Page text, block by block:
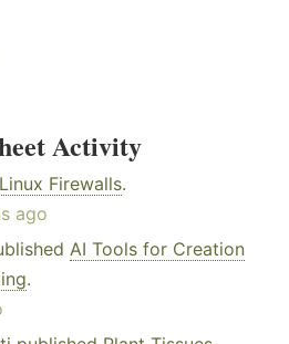
Activity
Linux Firewalls.
ago
AI Tools for Creation
.